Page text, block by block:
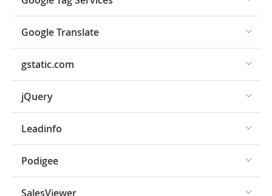
Google Translate
gstatic.com
jQuery
Leadinfo
Podigee
SalesViewer